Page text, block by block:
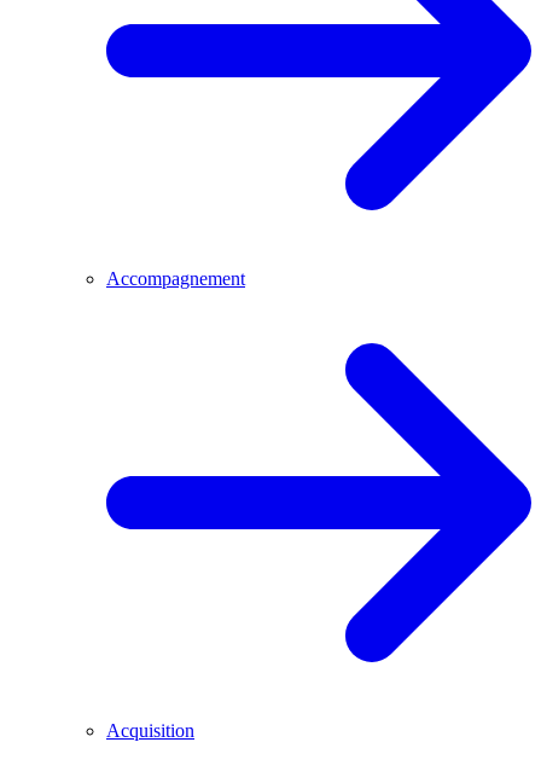
Accompagnement
Acquisition